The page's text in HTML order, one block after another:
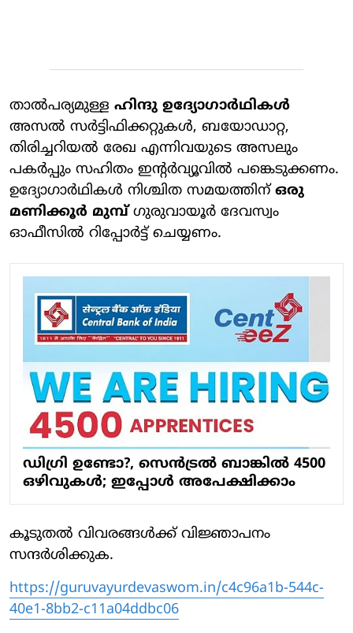
താൽപര്യമുള്ള ഹിന്ദു ഉദ്യോഗാർഥികൾ
അസൽ സർട്ടിഫിക്കറ്റുകൾ, ബയോഡാറ്റ,
തിരിച്ചറിയൽ രേഖ എന്നിവയുടെ അസലും
പകർപ്പും സഹിതം ഇന്റർവ്യൂവിൽ പങ്കെടുക്കണം.
ഉദ്യോഗാർഥികൾ നിശ്ചിത സമയത്തിന് ഒരു
മണിക്കൂർ മുമ്പ്ഗുരുവായൂർ ദേവസ്വം
ഓഫീസിൽ റിപ്പോർട്ട് ചെയ്യണം.
ഡിഗ്രി ഉണ്ടോ?, സെൻട്രൽ ബാങ്കിൽ 4500
ഒഴിവുകൾ; ഇപ്പോൾ അപേക്ഷിക്കാം
കൂടുതൽ വിവരങ്ങൾക്ക് വിജ്ഞാപനം
സന്ദർശിക്കുക.
https://guruvayurdevaswom.in/c4c96a1b-544c-
40e1-8bb2-c11a04ddbc06